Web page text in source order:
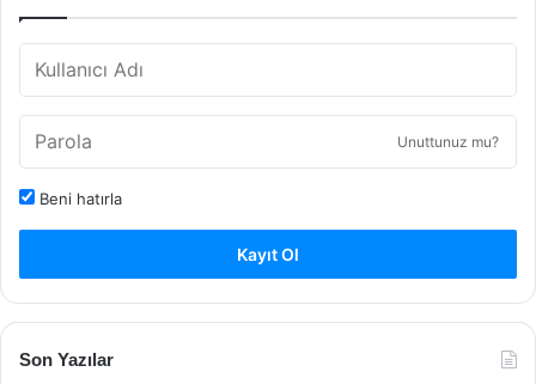
Unuttunuz mu?
Beni hatırla
Kayıt Ol
Son Yazılar